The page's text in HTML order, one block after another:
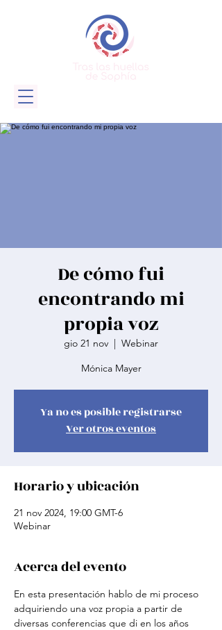
De cómo fui
encontrando mi
propia voz
gio 21 nov
  |
Webinar
Mónica Mayer
Ya no es posible registrarse
Ver otros eventos
Horario y ubicación
21 nov 2024, 19:00 GMT-6
Webinar
Acerca del evento
En esta presentación hablo de mi proceso
adquiriendo una voz propia a partir de
diversas conferencias que di en los años